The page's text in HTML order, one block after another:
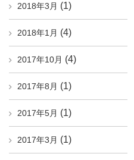
2018年3月 (1)
2018年1月 (4)
2017年10月 (4)
2017年8月 (1)
2017年5月 (1)
2017年3月 (1)